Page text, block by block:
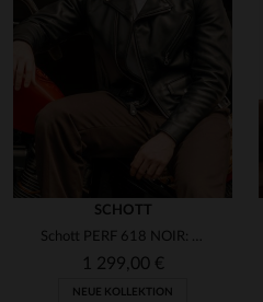
SCHOTT
Schott PERF 618 NOIR: der legendäre Perfecto aus US-Steerhide.
1 299,00 €
NEUE KOLLEKTION